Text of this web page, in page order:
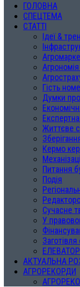
ГОЛОВНА
СПЕЦТЕМА
СТАТТІ
Ідеї &
Гість
Думки
Життєве
Кермо
Питання
Подія
Сучасне
У
АКТУАЛЬНА
АГРОРЕКОРДИ